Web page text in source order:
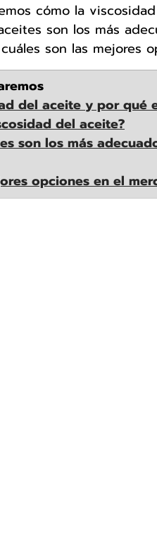
cómo la
son los más
son las mejores
del aceite y por qué
del aceite?
son los más
opciones en el